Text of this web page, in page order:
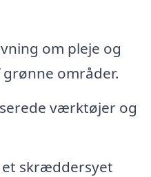
om pleje og
områder.
værktøjer og
skræddersyet